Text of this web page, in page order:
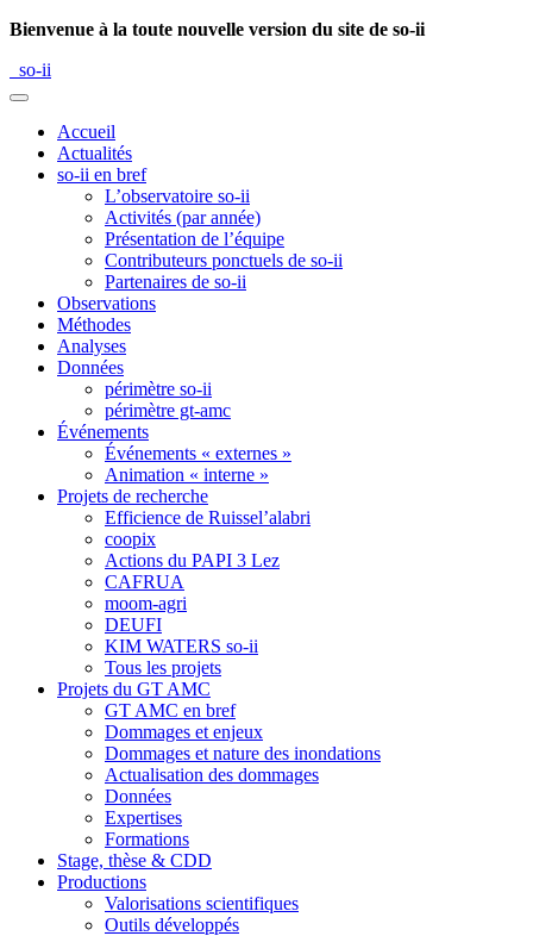
Bienvenue à la toute nouvelle version du site de so-ii
so-ii
Accueil
Actualités
so-ii en bref
L’observatoire so-ii
Activités (par année)
Présentation de l’équipe
Contributeurs ponctuels de so-ii
Partenaires de so-ii
Observations
Méthodes
Analyses
Données
périmètre so-ii
périmètre gt-amc
Événements
Événements « externes »
Animation « interne »
Projets de recherche
Efficience de Ruissel’alabri
coopix
Actions du PAPI 3 Lez
CAFRUA
moom-agri
DEUFI
KIM WATERS so-ii
Tous les projets
Projets du GT AMC
GT AMC en bref
Dommages et enjeux
Dommages et nature des inondations
Actualisation des dommages
Données
Expertises
Formations
Stage, thèse & CDD
Productions
Valorisations scientifiques
Outils développés